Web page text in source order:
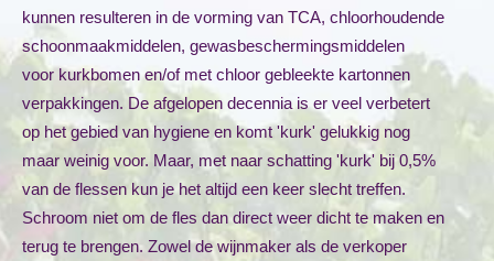
kunnen resulteren in de vorming van TCA, chloorhoudende
schoonmaakmiddelen, gewasbeschermingsmiddelen
voor kurkbomen en/of met chloor gebleekte kartonnen
verpakkingen. De afgelopen decennia is er veel verbetert
op het gebied van hygiene en komt 'kurk' gelukkig nog
maar weinig voor. Maar, met naar schatting 'kurk' bij 0,5%
van de flessen kun je het altijd een keer slecht treffen.
Schroom niet om de fles dan direct weer dicht te maken en
terug te brengen. Zowel de wijnmaker als de verkoper